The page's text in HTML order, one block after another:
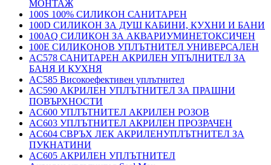
МОНТАЖ
100S 100% СИЛИКОН САНИТАРЕН
100D СИЛИКОН ЗА ДУШ КАБИНИ, КУХНИ И БАНИ
100AQ СИЛИКОН ЗА АКВАРИУМИНЕТОКСИЧЕН
100E СИЛИКОНОВ УПЛЪТНИТЕЛ УНИВЕРСАЛЕН
AC578 САНИТАРЕН АКРИЛЕН УПЪЛНИТЕЛ ЗА
БАНЯ И КУХНЯ
AC585 Високоефективен уплътнител
AC590 АКРИЛЕН УПЛЪТНИТЕЛ ЗА ПРАШНИ
ПОВЪРХНОСТИ
AC600 УПЛЪТНИТЕЛ АКРИЛЕН РОЗОВ
AC603 УПЛЪТНИТЕЛ АКРИЛЕН ПРОЗРАЧЕН
AC604 СВРЪХ ЛЕК АКРИЛЕНУПЛЪТНИТЕЛ ЗА
ПУКНАТИНИ
AC605 АКРИЛЕН УПЛЪТНИТЕЛ